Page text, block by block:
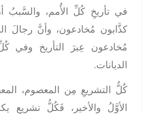
في تأريخِ كُلِّ الأُمم، والسَّببُ
كذَّابون مُخادعون، وأنَّ رجالَ
مُخادعون عِبرَ التأريخ وفي
الديانات.
كُلُّ التشريعِ مِن المعصوم،
الأوَّلُ والأخير، فَكُلُّ تشريعٍ